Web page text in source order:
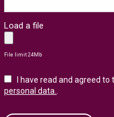
Load a file
File limit 24Mb
I have read and agreed
personal data.